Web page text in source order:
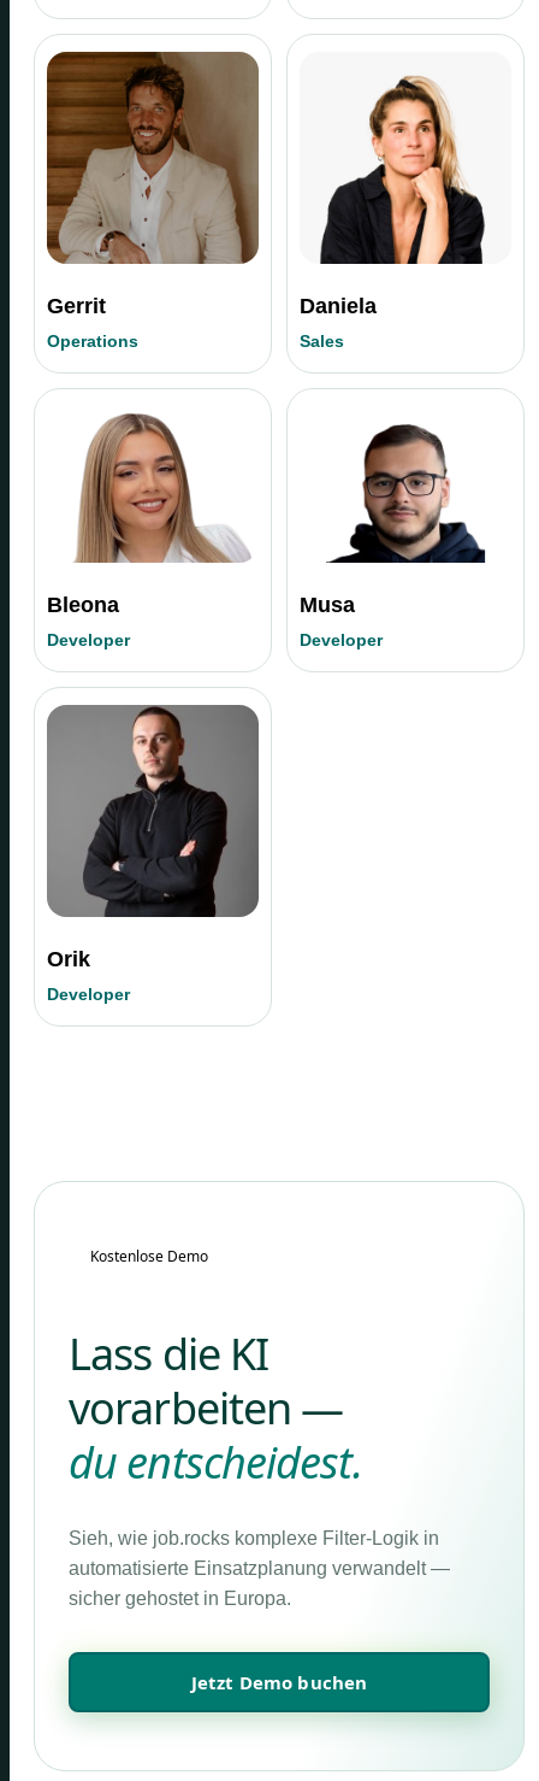
Gerrit
Operations
Daniela
Sales
Bleona
Developer
Musa
Developer
Orik
Developer
Kostenlose Demo
Lass die KI
vorarbeiten —
du entscheidest.
Sieh, wie job.rocks komplexe Filter-Logik in
automatisierte Einsatzplanung verwandelt —
sicher gehostet in Europa.
Jetzt Demo buchen